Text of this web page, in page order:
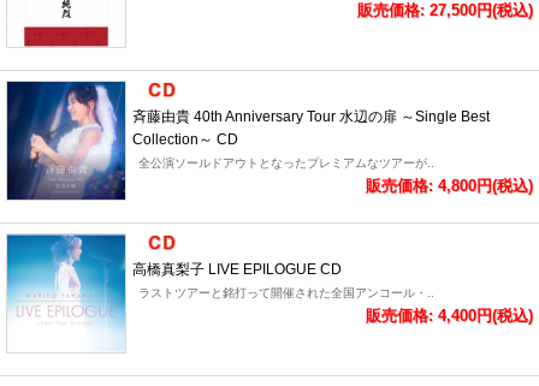
販売価格: 27,500円(税込)
斉藤由貴 40th Anniversary Tour 水辺の扉 ～Single Best
Collection～ CD
全公演ソールドアウトとなったプレミアムなツアーが..
販売価格: 4,800円(税込)
高橋真梨子 LIVE EPILOGUE CD
ラストツアーと銘打って開催された全国アンコール・..
販売価格: 4,400円(税込)